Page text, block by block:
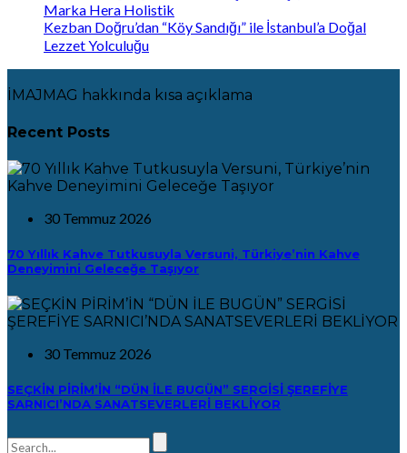
Marka Hera Holistik
Kezban Doğru’dan “Köy Sandığı” ile İstanbul’a Doğal
Lezzet Yolculuğu
İMAJMAG hakkında kısa açıklama
Recent Posts
30 Temmuz 2026
70 Yıllık Kahve Tutkusuyla Versuni, Türkiye’nin Kahve
Deneyimini Geleceğe Taşıyor
30 Temmuz 2026
SEÇKİN PİRİM’İN “DÜN İLE BUGÜN” SERGİSİ ŞEREFİYE
SARNICI’NDA SANATSEVERLERİ BEKLİYOR